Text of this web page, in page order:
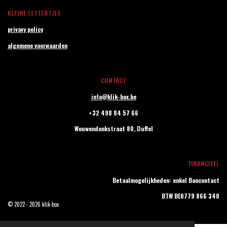
KLEINE LETTERTJES
privavy policy
algemene voorwaarden
CONTACT
info@klik-box.be
+32 498 84 57 66
Wouwendonkstraat 80, Duffel
FINANCIEEL
Betaalmogelijkheden: enkel Bancontact
BTW BE0779 866 340
© 2022 - 2026 klik-box